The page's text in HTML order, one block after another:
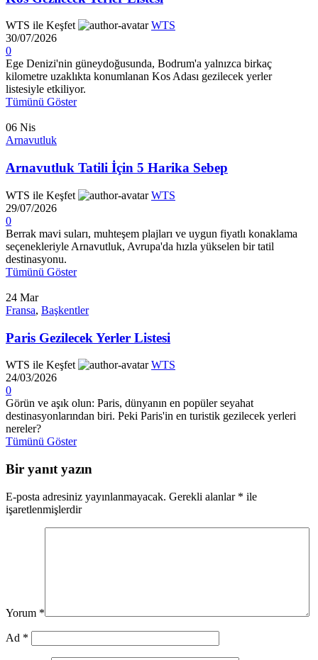
WTS ile Keşfet
WTS
30/07/2026
0
Ege Denizi'nin güneydoğusunda, Bodrum'a yalnızca birkaç
kilometre uzaklıkta konumlanan Kos Adası gezilecek yerler
listesiyle etkiliyor.
Tümünü Göster
06 Nis
Arnavutluk
Arnavutluk Tatili İçin 5 Harika Sebep
WTS ile Keşfet
WTS
29/07/2026
0
Berrak mavi suları, muhteşem plajları ve uygun fiyatlı konaklama
seçenekleriyle Arnavutluk, Avrupa'da hızla yükselen bir tatil
destinasyonu.
Tümünü Göster
24 Mar
Fransa, Başkentler
Paris Gezilecek Yerler Listesi
WTS ile Keşfet
WTS
24/03/2026
0
Görün ve aşık olun: Paris, dünyanın en popüler seyahat
destinasyonlarından biri. Peki Paris'in en turistik gezilecek yerleri
nereler?
Tümünü Göster
Bir yanıt yazın
E-posta adresiniz yayınlanmayacak. Gerekli alanlar * ile
işaretlenmişlerdir
Yorum *
Ad *